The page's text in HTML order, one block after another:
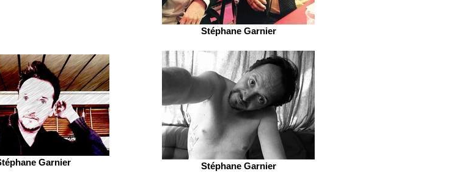
Stéphane Garnier
Garnier Stéphane Garnier